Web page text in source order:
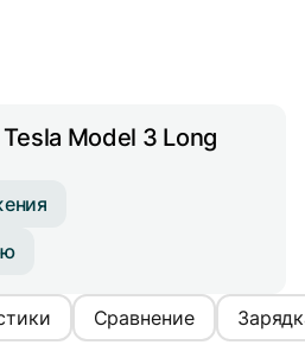
Model 3 Long
Сравнение